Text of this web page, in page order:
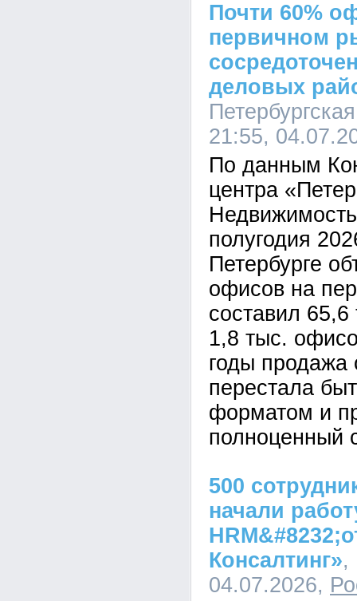
Почти 60%
первичном
деловых
21:55,
По данным
центра
полугодия
Петербурге
офисов на
составил
1,8 тыс.
годы продажа
перестала
форматом и
полноценный
500
начали
Консалтинг»,
04.07.2026,